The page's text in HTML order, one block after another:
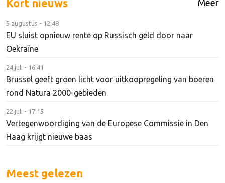
Kort nieuws Meer
5 augustus - 12:48
EU sluist opnieuw rente op Russisch geld door naar
Oekraïne
24 juli - 16:41
Brussel geeft groen licht voor uitkoopregeling van boeren
rond Natura 2000-gebieden
22 juli - 17:15
Vertegenwoordiging van de Europese Commissie in Den
Haag krijgt nieuwe baas
Meest gelezen